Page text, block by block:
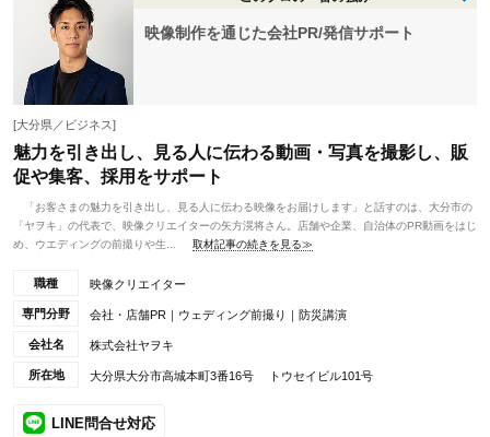
映像制作を通じた会社PR/発信サポート
[大分県／ビジネス]
魅力を引き出し、見る人に伝わる動画・写真を撮影し、販
促や集客、採用をサポート
「お客さまの魅力を引き出し、見る人に伝わる映像をお届けします」と話すのは、大分市の
「ヤヲキ」の代表で、映像クリエイターの矢方滉将さん。店舗や企業、自治体のPR動画をはじ
め、ウエディングの前撮りや生...
取材記事の続きを見る≫
職種 映像クリエイター
専門分野 会社・店舗PR｜ウェディング前撮り｜防災講演
会社名 株式会社ヤヲキ
所在地 大分県大分市高城本町3番16号 トウセイビル101号
LINE問合せ対応